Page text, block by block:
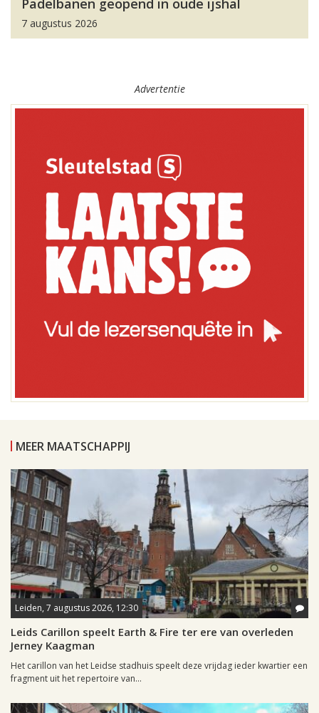
Padelbanen geopend in oude ijshal
7 augustus 2026
Advertentie
MEER MAATSCHAPPIJ
Leiden, 7 augustus 2026, 12:30
Leids Carillon speelt Earth & Fire ter ere van overleden
Jerney Kaagman
Het carillon van het Leidse stadhuis speelt deze vrijdag ieder kwartier een
fragment uit het repertoire van...